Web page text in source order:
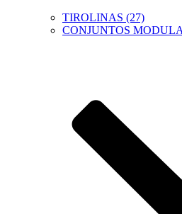
TIROLINAS (27)
CONJUNTOS